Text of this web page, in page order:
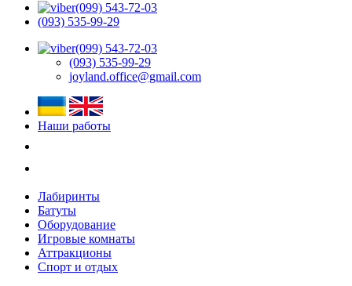
(099) 543-72-03
(093) 535-99-29
(099) 543-72-03
(093) 535-99-29
joyland.office@gmail.com
Наши работы
Лабиринты
Батуты
Оборудование
Игровые комнаты
Аттракционы
Спорт и отдых